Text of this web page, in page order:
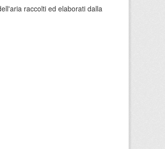
raccolti ed elaborati dalla